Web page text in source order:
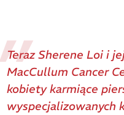
Teraz Sherene Loi i
MacCullum Cancer
kobiety karmiące
wyspecjalizowanych